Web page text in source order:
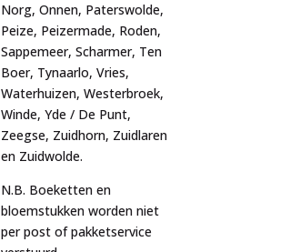
Norg, Onnen, Paterswolde,
Peize, Peizermade, Roden,
Sappemeer, Scharmer, Ten
Boer, Tynaarlo, Vries,
Waterhuizen, Westerbroek,
Winde, Yde / De Punt,
Zeegse, Zuidhorn, Zuidlaren
en Zuidwolde.
N.B. Boeketten en
bloemstukken worden niet
per post of pakketservice